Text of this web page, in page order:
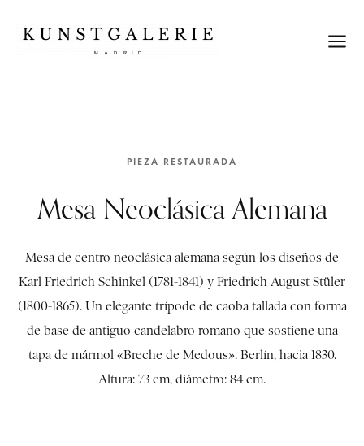
PIEZA RESTAURADA
Mesa Neoclásica Alemana
Mesa de centro neoclásica alemana según los diseños de
Karl Friedrich Schinkel (1781-1841) y Friedrich August Stüler
(1800-1865). Un elegante trípode de caoba tallada con forma
de base de antiguo candelabro romano que sostiene una
tapa de mármol «Breche de Medous». Berlín, hacia 1830.
Altura: 73 cm, diámetro: 84 cm.